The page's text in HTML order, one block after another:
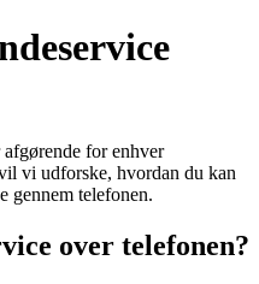
for enhver
vi udforske, hvordan du kan
gennem telefonen.
over telefonen?